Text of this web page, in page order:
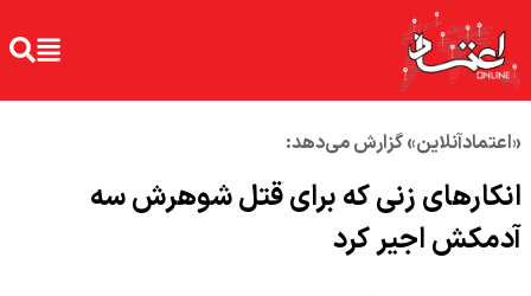
«اعتمادآنلاین» گزارش می‌دهد:
انکارهای زنی که برای قتل شوهرش سه
آدمکش اجیر کرد